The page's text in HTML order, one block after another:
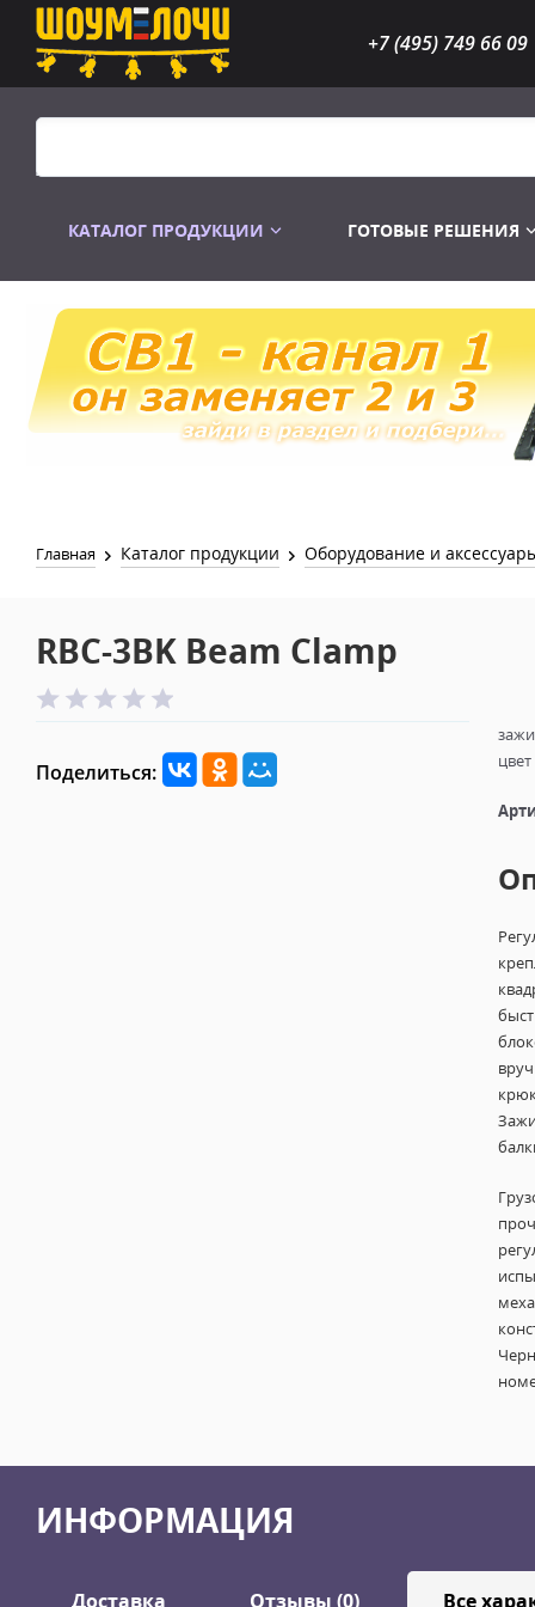
+7 (495) 749 66 09
КАТАЛОГ ПРОДУКЦИИ
Распродажа Лампы
ГОТОВЫЕ РЕШЕНИЯ
Главная Каталог продукции Оборудование и
RBC-3BK Beam Clamp
Поделиться:
ИНФОРМАЦИЯ
Доставка Отзывы (0) Все